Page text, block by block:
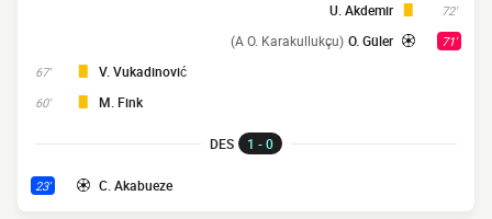
72'
U. Akdemir
71'
O. Güler
(A O. Karakullukçu)
67' V. Vukadinović
60' M. Fink
DES 1 - 0
23' C. Akabueze